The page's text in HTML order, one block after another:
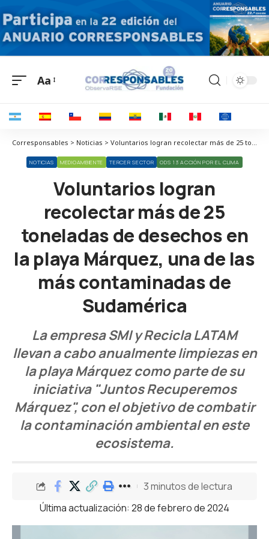
Aa
Corresponsables > Noticias > Voluntarios logran recolectar más de 25 toneladas de desechos en la playa Márquez, una de las más contaminadas de Sudamérica
NOTICIAS MEDIOAMBIENTE TERCER SECTOR ODS 13 ACCIÓN POR EL CLIMA
Voluntarios logran
recolectar más de 25
toneladas de desechos en
la playa Márquez, una de las
más contaminadas de
Sudamérica
La empresa SMI y Recicla LATAM
llevan a cabo anualmente limpiezas en
la playa Márquez como parte de su
iniciativa "Juntos Recuperemos
Márquez", con el objetivo de combatir
la contaminación ambiental en este
ecosistema.
Última actualización: 28 de febrero de 2024
3 minutos de lectura